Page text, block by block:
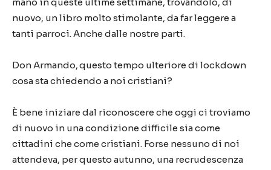
nuovo, un libro molto stimolante, da far leggere a
tanti parroci. Anche dalle nostre parti.
Don Armando, questo tempo ulteriore di lockdown
cosa sta chiedendo a noi cristiani?
È bene iniziare dal riconoscere che oggi ci troviamo
di nuovo in una condizione difficile sia come
cittadini che come cristiani. Forse nessuno di noi
attendeva, per questo autunno, una recrudescenza